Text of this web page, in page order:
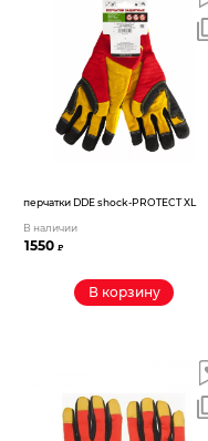
перчатки DDE shock-PROTECT XL
В наличии
1550₽
В корзину